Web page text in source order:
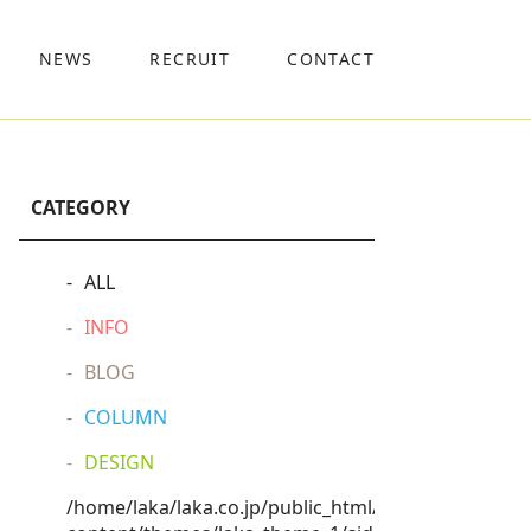
NEWS RECRUIT CONTACT
CATEGORY
ALL
INFO
BLOG
COLUMN
DESIGN
/home/laka/laka.co.jp/public_html/wp-